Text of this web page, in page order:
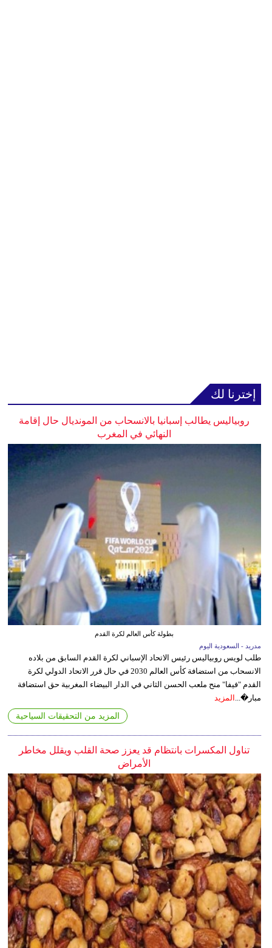
إخترنا لك
روبياليس يطالب إسبانيا بالانسحاب من المونديال حال إقامة
النهائي في المغرب
بطولة كأس العالم لكرة القدم
مدريد - السعودية اليوم
طلب لويس روبياليس رئيس الاتحاد الإسباني لكرة القدم السابق من بلاده
الانسحاب من استضافة كأس العالم 2030 في حال قرر الاتحاد الدولي لكرة
القدم "فيفا" منح ملعب الحسن الثاني في الدار البيضاء المغربية حق استضافة
مبار�...
المزيد
المزيد من التحقيقات السياحية
تناول المكسرات بانتظام قد يعزز صحة القلب ويقلل مخاطر
الأمراض